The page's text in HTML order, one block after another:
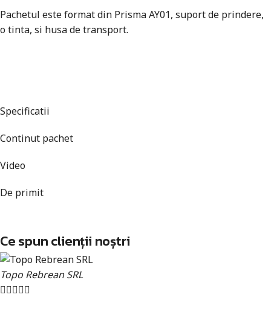
Pachetul este format din Prisma AY01, suport de prindere,
o tinta, si husa de transport.
Specificatii
Continut pachet
Video
De primit
Ce spun clienții noștri
Topo Rebrean SRL
